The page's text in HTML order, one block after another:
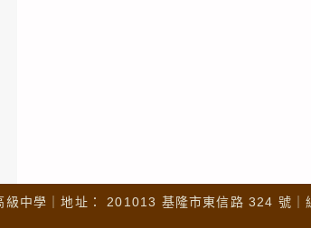
級中學｜地址： 201013 基隆市東信路 324 號